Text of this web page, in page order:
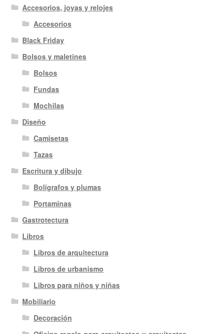
Accesorios, joyas y relojes
Accesorios
Black Friday
Bolsos y maletines
Bolsos
Fundas
Mochilas
Diseño
Camisetas
Tazas
Escritura y dibujo
Bolígrafos y plumas
Portaminas
Gastrotectura
Libros
Libros de arquitectura
Libros de urbanismo
Libros para niños y niñas
Mobiliario
Decoración